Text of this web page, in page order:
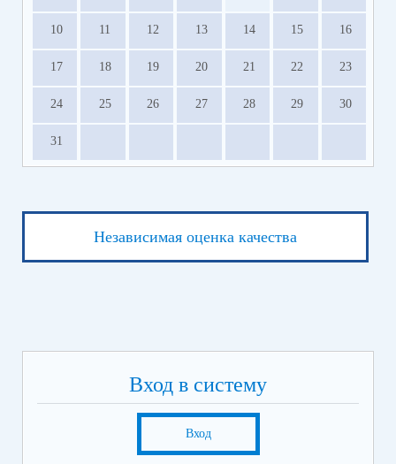
10 11 12 13 14 15 16
17 18 19 20 21 22 23
24 25 26 27 28 29 30
31
Независимая оценка качества
Вход в систему
Вход